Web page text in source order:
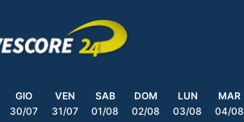
GIO
30/07
VEN
31/07
SAB
01/08
DOM
02/08
LUN
03/08
MAR
04/08